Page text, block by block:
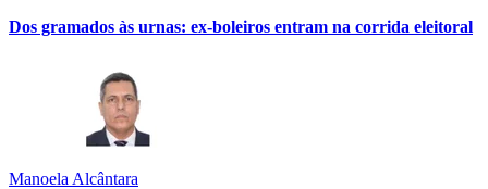
Dos gramados às urnas: ex-boleiros entram na corrida eleitoral
Manoela Alcântara